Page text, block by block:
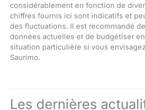
considérablement en fonction de
chiffres fournis ici sont indicatifs et
des fluctuations. Il est recommandé
données actuelles et de budgétiser
situation particulière si vous
Saurimo.
Les dernières